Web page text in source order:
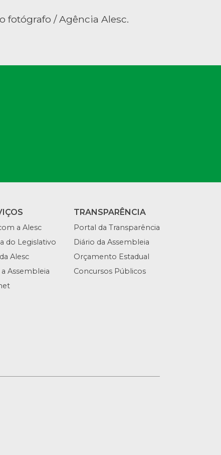
fotógrafo / Agência Alesc.
a Alesc
do Legislativo
Alesc
a Assembleia
TRANSPARÊNCIA
Portal da Transparência
Diário da Assembleia
Orçamento Estadual
Concursos Públicos